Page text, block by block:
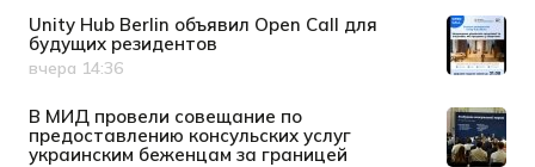
Unity Hub Berlin объявил Open Call для
будущих резидентов
Дата публикации
вчера 14:36
В МИД провели совещание по
предоставлению консульских услуг
украинским беженцам за границей